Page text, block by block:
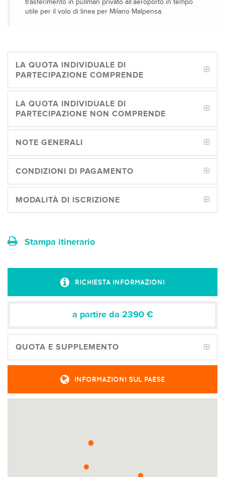
trasferimento in pullman privato all’aeroporto in tempo
utile per il volo di linea per Milano Malpensa.
LA QUOTA INDIVIDUALE DI
PARTECIPAZIONE COMPRENDE
LA QUOTA INDIVIDUALE DI
PARTECIPAZIONE NON COMPRENDE
NOTE GENERALI
CONDIZIONI DI PAGAMENTO
MODALITÀ DI ISCRIZIONE
Stampa itinerario
RICHIESTA INFORMAZIONI
a partire da 2390 €
QUOTA E SUPPLEMENTO
INFORMAZIONI SUL PAESE